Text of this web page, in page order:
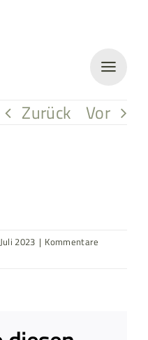
Zurück Vor
2023 | Kommentare